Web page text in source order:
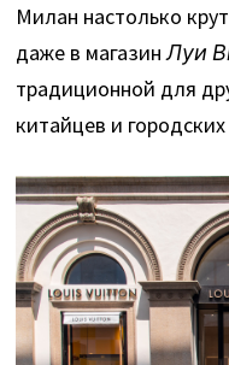
Милан настолько
даже в магазинЛуи
традиционной для
китайцев и